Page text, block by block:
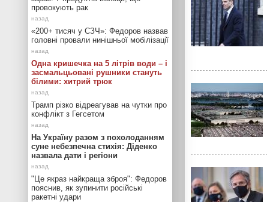
провокують рак
«200+ тисяч у СЗЧ»: Федоров назвав
головні провали нинішньої мобілізації
Одна кришечка на 5 літрів води – і
засмальцьовані рушники стануть
білими: хитрий трюк
Трамп різко відреагував на чутки про
конфлікт з Гегсетом
На Україну разом з похолоданням
суне небезпечна стихія: Діденко
назвала дати і регіони
"Це якраз найкраща зброя": Федоров
пояснив, як зупинити російські
ракетні удари